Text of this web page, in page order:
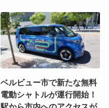
ベルビュー市で新たな無料
電動シャトルが運行開始！